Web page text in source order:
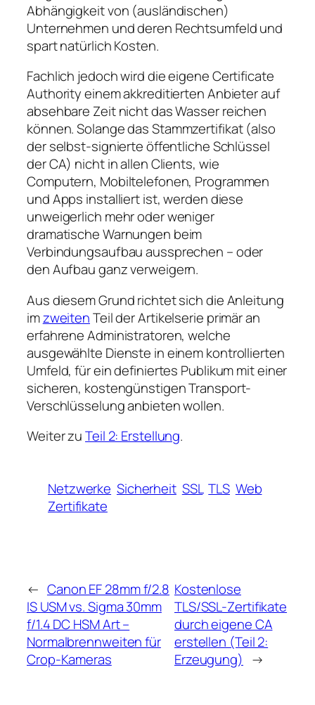
Abhängigkeit von (ausländischen)
Unternehmen und deren Rechtsumfeld und
spart natürlich Kosten.
Fachlich jedoch wird die eigene Certificate
Authority einem akkreditierten Anbieter auf
absehbare Zeit nicht das Wasser reichen
können. Solange das Stammzertifikat (also
der selbst-signierte öffentliche Schlüssel
der CA) nicht in allen Clients, wie
Computern, Mobiltelefonen, Programmen
und Apps installiert ist, werden diese
unweigerlich mehr oder weniger
dramatische Warnungen beim
Verbindungsaufbau aussprechen – oder
den Aufbau ganz verweigern.
Aus diesem Grund richtet sich die Anleitung
imzweitenTeil der Artikelserie primär an
erfahrene Administratoren, welche
ausgewählte Dienste in einem kontrollierten
Umfeld, für ein definiertes Publikum mit einer
sicheren, kostengünstigen Transport-
Verschlüsselung anbieten wollen.
Weiter zuTeil 2: Erstellung.
Netzwerke Sicherheit SSL TLS Web
Zertifikate
← Canon EF 28mm f/2.8
IS USM vs. Sigma 30mm
f/1.4 DC HSM Art –
Normalbrennweiten für
Crop-Kameras
Kostenlose
TLS/SSL-Zertifikate
durch eigene CA
erstellen (Teil 2:
Erzeugung) →